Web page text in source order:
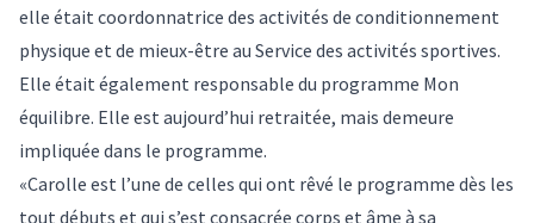
elle était coordonnatrice des activités de conditionnement
physique et de mieux-être au Service des activités sportives.
Elle était également responsable du programme Mon
équilibre. Elle est aujourd’hui retraitée, mais demeure
impliquée dans le programme.
«Carolle est l’une de celles qui ont rêvé le programme dès les
tout débuts et qui s’est consacrée corps et âme à sa